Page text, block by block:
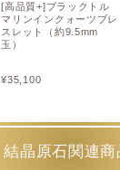
[高品質+]ブラックトル
マリンインクォーツブレ
スレット（約9.5mm
玉）
¥35,100
結晶原石関連商